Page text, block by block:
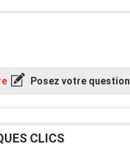
Posez votre question
CLICS